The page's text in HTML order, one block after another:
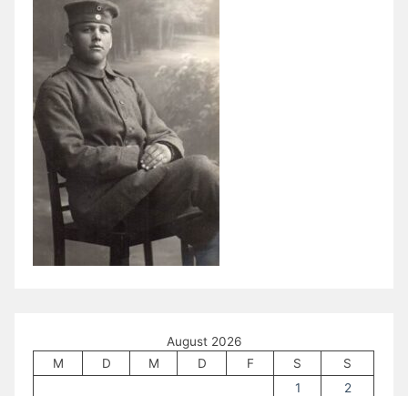
August 2026
M
D M D F S
S
1
2